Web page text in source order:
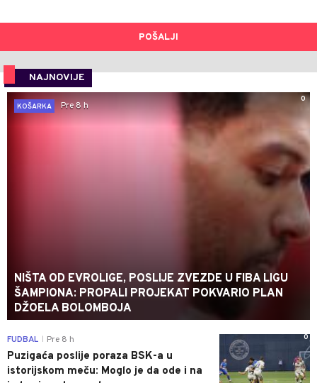
POŠALJI
NAJNOVIJE
0
KOŠARKA
Pre 8 h
NIŠTA OD EVROLIGE, POSLIJE ZVEZDE U FIBA LIGU
ŠAMPIONA: PROPALI PROJEKAT POKVARIO PLAN
DŽOELA BOLOMBOJA
0
FUDBAL Pre 8 h
Puzigaća poslije poraza BSK-a u
istorijskom meču: Moglo je da ode i na